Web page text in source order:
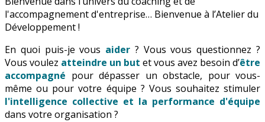
l'accompagnement d'entreprise… Bienvenue à l’Atelier du
Développement !
En quoi puis-je vous aider ? Vous vous questionnez ?
Vous voulez atteindre un but et vous avez besoin d’être
accompagné pour dépasser un obstacle, pour vous-
même ou pour votre équipe ? Vous souhaitez stimuler
l'intelligence collective et la performance d'équipe
dans votre organisation ?